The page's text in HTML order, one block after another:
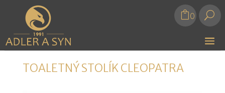
0 U
TOALETNÝ STOLÍK CLEOPATRA